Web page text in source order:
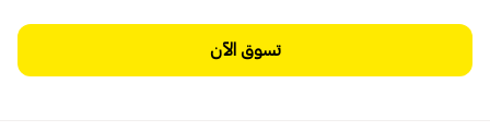
تسوق الآن